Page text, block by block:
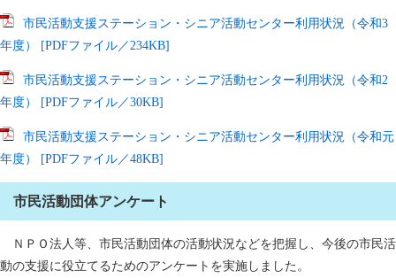
市民活動支援ステーション・シニア活動センター利用状況（令和3
年度） [PDFファイル／234KB]
市民活動支援ステーション・シニア活動センター利用状況（令和2
年度） [PDFファイル／30KB]
市民活動支援ステーション・シニア活動センター利用状況（令和元
年度） [PDFファイル／48KB]
市民活動団体アンケート
ＮＰＯ法人等、市民活動団体の活動状況などを把握し、今後の市民活
動の支援に役立てるためのアンケートを実施しました。